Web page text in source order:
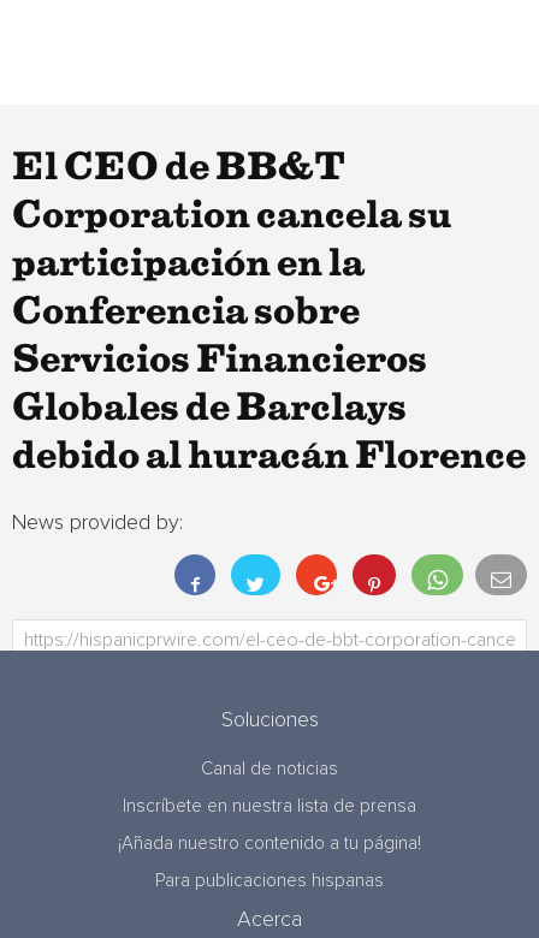
El CEO de BB&T
Corporation cancela su
participación en la
Conferencia sobre
Servicios Financieros
Globales de Barclays
debido al huracán Florence
News provided by:
Soluciones
Canal de noticias
Inscríbete en nuestra lista de prensa
¡Añada nuestro contenido a tu página!
Para publicaciones hispanas
Acerca